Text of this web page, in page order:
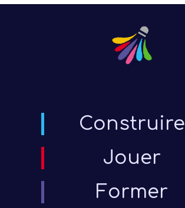
Construire
Jouer
Former